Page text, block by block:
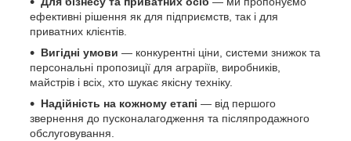
ефективні рішення як для підприємств, так і для
приватних клієнтів.
Вигідні умови — конкурентні ціни, системи знижок та
персональні пропозиції для аграріїв, виробників,
майстрів і всіх, хто шукає якісну техніку.
Надійність на кожному етапі — від першого
звернення до пусконалагодження та післяпродажного
обслуговування.